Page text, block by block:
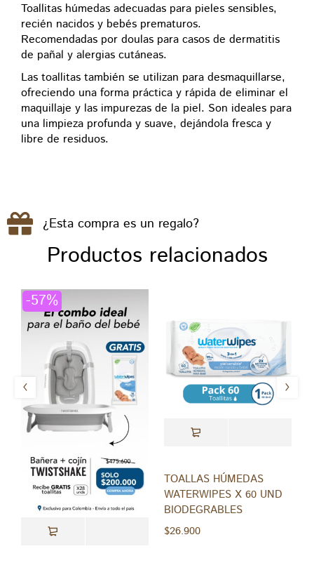
Toallitas húmedas adecuadas para pieles sensibles,
recién nacidos y bebés prematuros.
Recomendadas por doulas para casos de dermatitis
de pañal y alergias cutáneas.
Las toallitas también se utilizan para desmaquillarse,
ofreciendo una forma práctica y rápida de eliminar el
maquillaje y las impurezas de la piel. Son ideales para
una limpieza profunda y suave, dejándola fresca y
libre de residuos.
¿Esta compra es un regalo?
Productos relacionados
-57%
TOALLAS HÚMEDAS
WATERWIPES X 60 UND
BIODEGRABLES
$26.900